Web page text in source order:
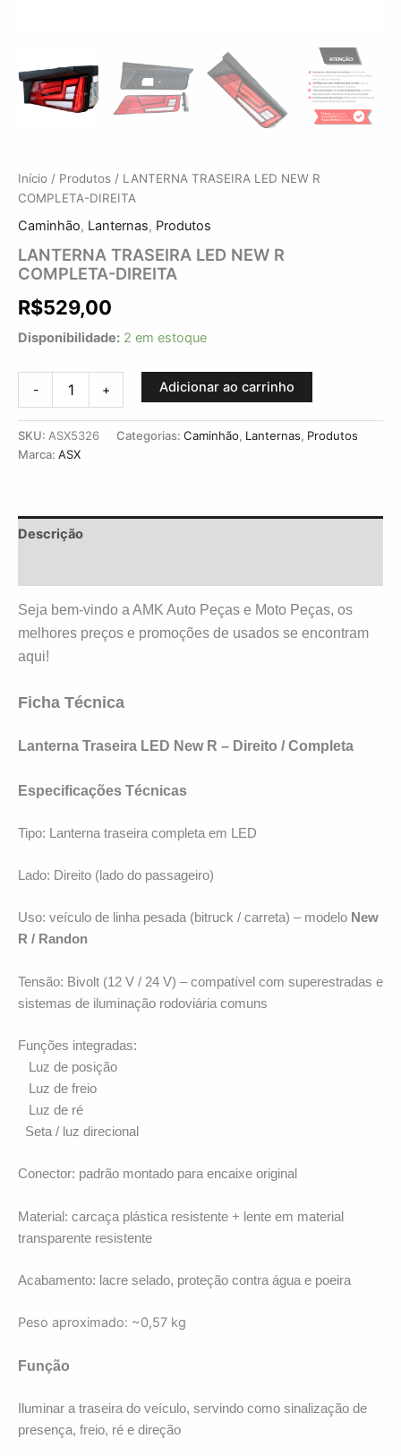
Início / Produtos / LANTERNA TRASEIRA LED NEW R
COMPLETA-DIREITA
Caminhão, Lanternas, Produtos
LANTERNA TRASEIRA LED NEW R
COMPLETA-DIREITA
R$529,00
Disponibilidade: 2 em estoque
- + Adicionar ao carrinho
SKU: ASX5326 Categorias: Caminhão, Lanternas, Produtos
Marca: ASX
Descrição
Seja bem-vindo a AMK Auto Peças e Moto Peças, os
melhores preços e promoções de usados se encontram
aqui!
Ficha Técnica
Lanterna Traseira LED New R – Direito / Completa
Especificações Técnicas
Tipo: Lanterna traseira completa em LED
Lado: Direito (lado do passageiro)
Uso: veículo de linha pesada (bitruck / carreta) – modelo New
R / Randon
Tensão: Bivolt (12 V / 24 V) – compatível com superestradas e
sistemas de iluminação rodoviária comuns
Funções integradas:
Luz de posição
Luz de freio
Luz de ré
Seta / luz direcional
Conector: padrão montado para encaixe original
Material: carcaça plástica resistente + lente em material
transparente resistente
Acabamento: lacre selado, proteção contra água e poeira
Peso aproximado: ~0,57 kg
Função
Iluminar a traseira do veículo, servindo como sinalização de
presença, freio, ré e direção